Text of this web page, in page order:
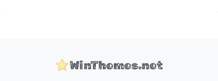
WinThemes.net